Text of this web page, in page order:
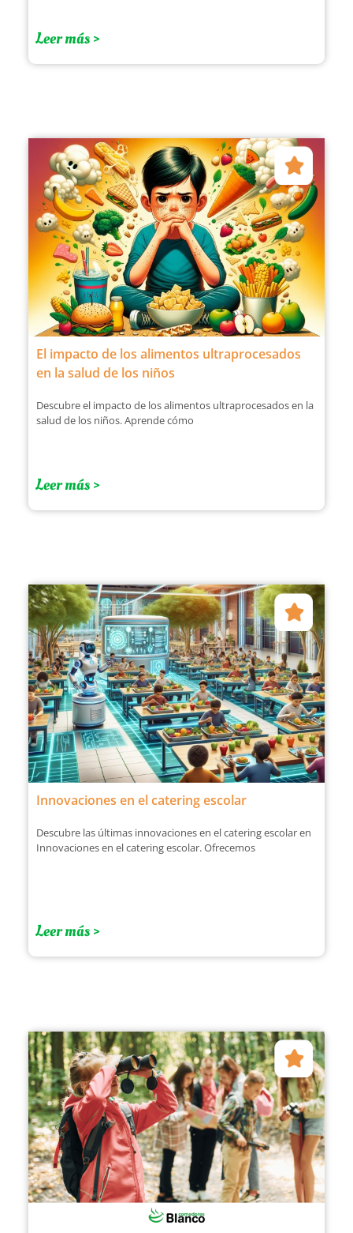
Leer más >
El impacto de los alimentos ultraprocesados
en la salud de los niños
Descubre el impacto de los alimentos ultraprocesados en la
salud de los niños. Aprende cómo
Leer más >
Innovaciones en el catering escolar
Descubre las últimas innovaciones en el catering escolar en
Innovaciones en el catering escolar. Ofrecemos
Leer más >